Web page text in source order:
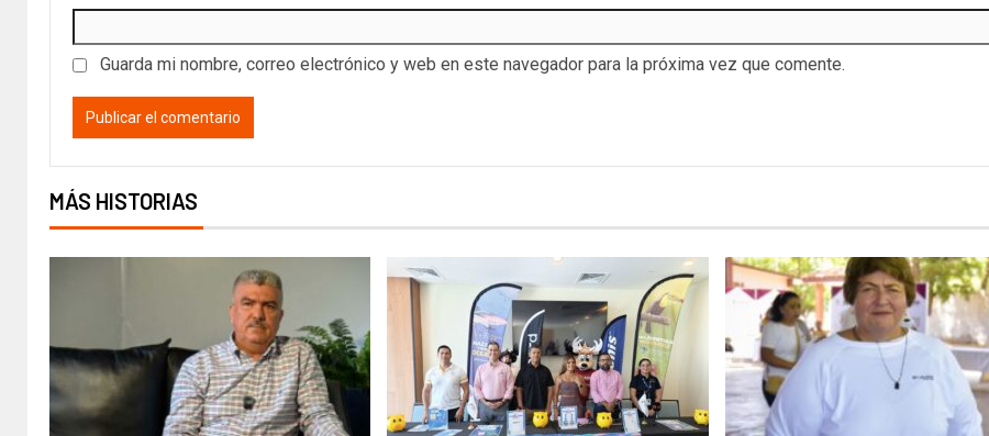
Guarda mi nombre, correo electrónico y web en este navegador para la próxima vez que comente.
MÁS HISTORIAS